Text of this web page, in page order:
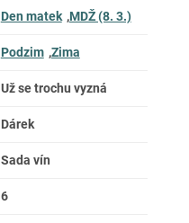
Den matek ,MDŽ (8. 3.)
Podzim ,Zima
Už se trochu vyzná
Dárek
Sada vín
6